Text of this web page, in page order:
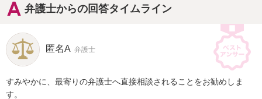
弁護士からの回答タイムライン
匿名A 弁護士
すみやかに、最寄りの弁護士へ直接相談されることをお勧めしま
す。